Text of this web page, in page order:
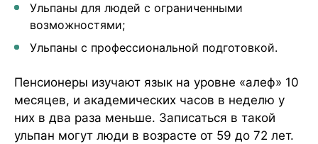
Ульпаны для людей с ограниченными
возможностями;
Ульпаны с профессиональной подготовкой.
Пенсионеры изучают язык на уровне «алеф» 10
месяцев, и академических часов в неделю у
них в два раза меньше. Записаться в такой
ульпан могут люди в возрасте от 59 до 72 лет.